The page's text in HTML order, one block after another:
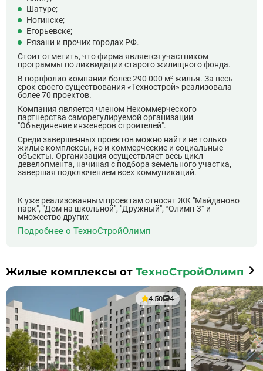
Шатуре;
Ногинске;
Егорьевске;
Рязани и прочих городах РФ.
Стоит отметить, что фирма является участником
программы по ликвидации старого жилищного фонда.
В портфолио компании более 290 000 м² жилья. За весь
срок своего существования «Технострой» реализовала
более 70 проектов.
Компания является членом Некоммерческого
партнерства саморегулируемой организации
"Объединение инженеров строителей".
Среди завершенных проектов можно найти не только
жилые комплексы, но и коммерческие и социальные
объекты. Организация осуществляет весь цикл
девелопмента, начиная с подбора земельного участка,
завершая подключением всех коммуникаций.
К уже реализованным проектам относят ЖК "Майданово
парк", "Дом на школьной", "Дружный", “Олимп-3” и
множество других
Подробнее о ТехноСтройОлимп
Жилые комплексы от ТехноСтройОлимп
4.50 4